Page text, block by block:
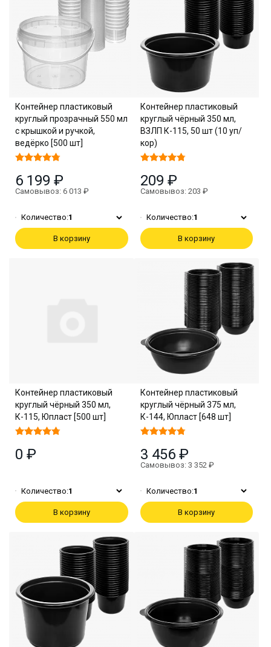
Контейнер пластиковый
круглый прозрачный 550 мл
с крышкой и ручкой,
ведёрко [500 шт]
6 199 ₽
Самовывоз: 6 013 ₽
Количество:1
В корзину
Контейнер пластиковый
круглый чёрный 350 мл,
ВЗЛП К-115, 50 шт (10 уп/
кор)
209 ₽
Самовывоз: 203 ₽
Количество:1
В корзину
Контейнер пластиковый
круглый чёрный 350 мл,
К-115, Юпласт [500 шт]
0 ₽
Количество:1
В корзину
Контейнер пластиковый
круглый чёрный 375 мл,
К-144, Юпласт [648 шт]
3 456 ₽
Самовывоз: 3 352 ₽
Количество:1
В корзину